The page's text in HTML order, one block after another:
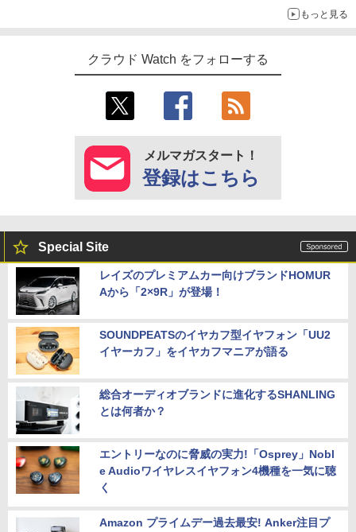
もっと見る
クラウド Watch をフォローする
メルマガスタート！
登録はこちら
Special Site
レイズのプレミアムカー向けブランドHOMUR
Aから「2×9R」が登場！
SOUNDPEATSのイヤカフ型イヤフォン「UU2
イヤーカフ」をイヤカフマニアが語る
総合オーディオブランドに進化するSHANLING
とは何者か？
エントリーなのに脅威の実力!「Osprey」Nobl
e Audioワイヤレスイヤフォン4機種を一気に聴
く
Amazon プライムデー過去最安! Anker注目プ